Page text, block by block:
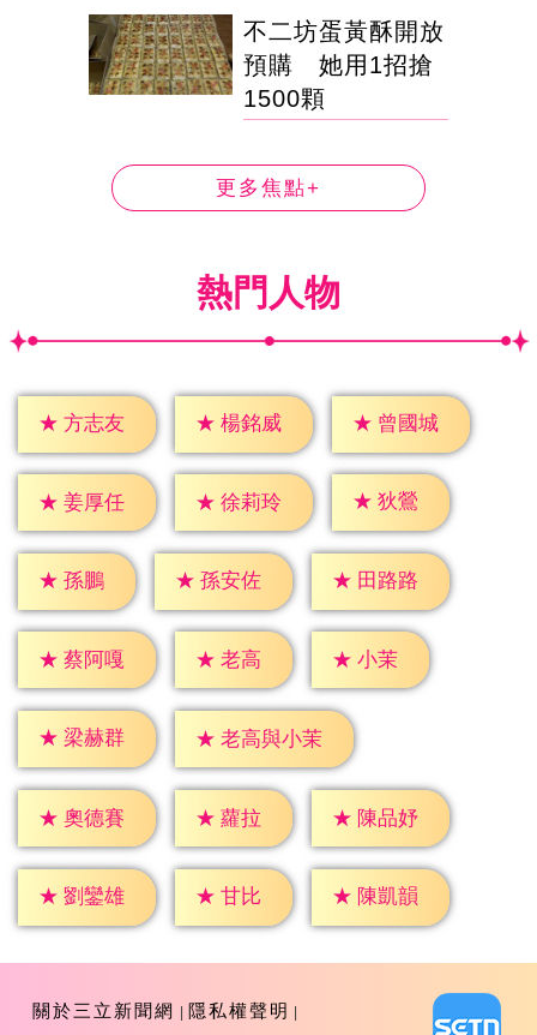
不二坊蛋黃酥開放
預購 她用1招搶
1500顆
更多焦點+
熱門人物
★ 方志友 ★ 楊銘威 ★ 曾國城
★ 姜厚任 ★ 徐莉玲 ★ 狄鶯
★ 孫鵬 ★ 孫安佐 ★ 田路路
★ 蔡阿嘎 ★ 老高 ★ 小茉
★ 梁赫群 ★ 老高與小茉
★ 奧德賽 ★ 蘿拉 ★ 陳品妤
★ 劉鑾雄 ★ 甘比 ★ 陳凱韻
關於三立新聞網 隱私權聲明